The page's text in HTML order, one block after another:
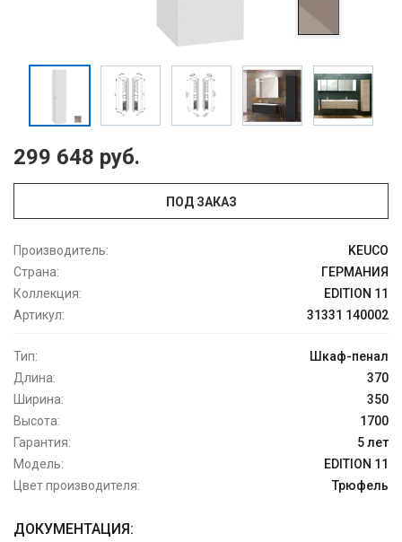
299 648 руб.
ПОД ЗАКАЗ
Производитель:
KEUCO
Страна:
ГЕРМАНИЯ
Коллекция:
EDITION 11
Артикул:
31331 140002
Тип:
Шкаф-пенал
Длина:
370
Ширина:
350
Высота:
1700
Гарантия:
5 лет
Модель:
EDITION 11
Цвет производителя:
Трюфель
ДОКУМЕНТАЦИЯ: